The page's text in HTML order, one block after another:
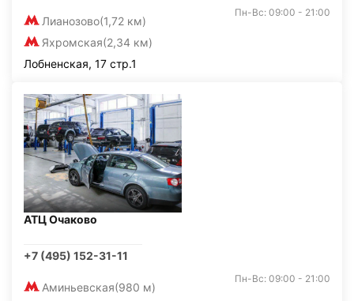
Лианозово(1,72 км)
Яхромская(2,34 км)
Пн-Вс: 09:00 - 21:00
Лобненская, 17 стр.1
АТЦ Очаково
+7 (495) 152-31-11
Аминьевская(980 м)
Пн-Вс: 09:00 - 21:00